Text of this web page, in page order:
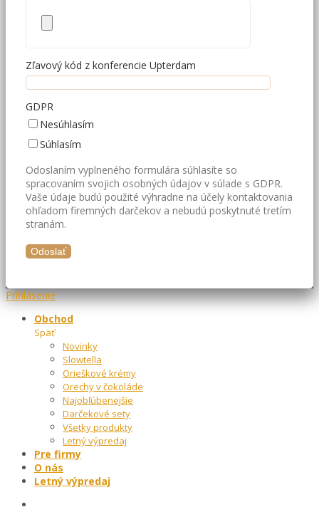
Zľavový kód z konferencie Upterdam
GDPR
Nesúhlasím
Súhlasím
Odoslaním vyplneného formulára súhlasíte so
spracovaním svojich osobných údajov v súlade s GDPR.
Vaše údaje budú použité výhradne na účely kontaktovania
ohľadom firemných darčekov a nebudú poskytnuté tretím
stranám.
Prihlásenie
Obchod
Späť
Novinky
Slowtella
Orieškové krémy
Orechy v čokoláde
Najobľúbenejšie
Darčekové sety
Všetky produkty
Letný výpredaj
Pre firmy
O nás
Letný výpredaj